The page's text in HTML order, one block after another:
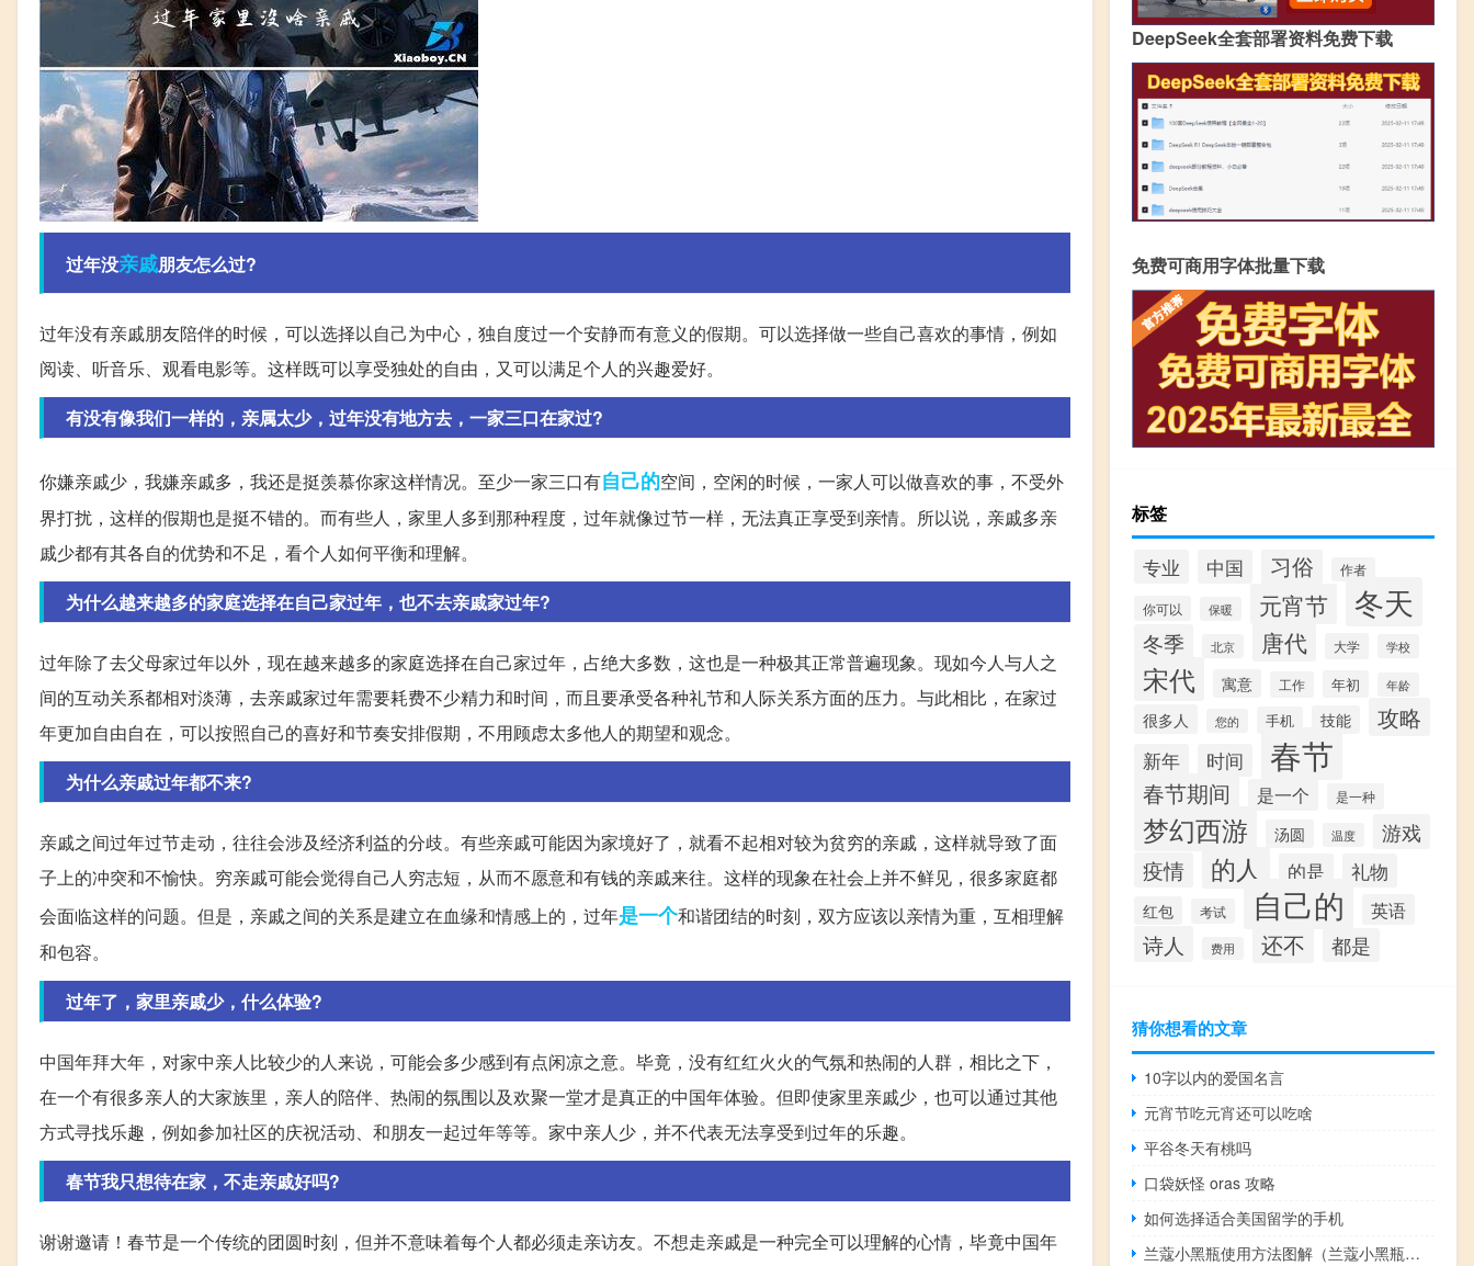
过年没亲戚朋友怎么过?
过年没有亲戚朋友陪伴的时候，可以选择以自己为中心，独自度过一个安静而有意义的假期。可以选择做一些自己喜欢的事情，例如
阅读、听音乐、观看电影等。这样既可以享受独处的自由，又可以满足个人的兴趣爱好。
有没有像我们一样的，亲属太少，过年没有地方去，一家三口在家过?
你嫌亲戚少，我嫌亲戚多，我还是挺羡慕你家这样情况。至少一家三口有自己的空间，空闲的时候，一家人可以做喜欢的事，不受外
界打扰，这样的假期也是挺不错的。而有些人，家里人多到那种程度，过年就像过节一样，无法真正享受到亲情。所以说，亲戚多亲
戚少都有其各自的优势和不足，看个人如何平衡和理解。
为什么越来越多的家庭选择在自己家过年，也不去亲戚家过年?
过年除了去父母家过年以外，现在越来越多的家庭选择在自己家过年，占绝大多数，这也是一种极其正常普遍现象。现如今人与人之
间的互动关系都相对淡薄，去亲戚家过年需要耗费不少精力和时间，而且要承受各种礼节和人际关系方面的压力。与此相比，在家过
年更加自由自在，可以按照自己的喜好和节奏安排假期，不用顾虑太多他人的期望和观念。
为什么亲戚过年都不来?
亲戚之间过年过节走动，往往会涉及经济利益的分歧。有些亲戚可能因为家境好了，就看不起相对较为贫穷的亲戚，这样就导致了面
子上的冲突和不愉快。穷亲戚可能会觉得自己人穷志短，从而不愿意和有钱的亲戚来往。这样的现象在社会上并不鲜见，很多家庭都
会面临这样的问题。但是，亲戚之间的关系是建立在血缘和情感上的，过年是一个和谐团结的时刻，双方应该以亲情为重，互相理解
和包容。
过年了，家里亲戚少，什么体验?
中国年拜大年，对家中亲人比较少的人来说，可能会多少感到有点闲凉之意。毕竟，没有红红火火的气氛和热闹的人群，相比之下，
在一个有很多亲人的大家族里，亲人的陪伴、热闹的氛围以及欢聚一堂才是真正的中国年体验。但即使家里亲戚少，也可以通过其他
方式寻找乐趣，例如参加社区的庆祝活动、和朋友一起过年等等。家中亲人少，并不代表无法享受到过年的乐趣。
春节我只想待在家，不走亲戚好吗?
谢谢邀请！春节是一个传统的团圆时刻，但并不意味着每个人都必须走亲访友。不想走亲戚是一种完全可以理解的心情，毕竟中国年
DeepSeek全套部署资料免费下载
免费可商用字体批量下载
标签
专业 中国 习俗 作者
你可以 保暖 元宵节 冬天
冬季 北京 唐代 大学 学校
宋代 寓意 工作 年初 年龄
很多人 您的 手机 技能 攻略
新年 时间 春节
春节期间 是一个 是一种
梦幻西游 汤圆 温度
游戏
疫情
的人 的是 礼物
红包 考试 自己的 英语
诗人 费用 还不 都是
猜你想看的文章
10字以内的爱国名言
元宵节吃元宵还可以吃啥
平谷冬天有桃吗
口袋妖怪 oras 攻略
如何选择适合美国留学的手机
兰蔻小黑瓶使用方法图解（兰蔻小黑瓶使用方法）